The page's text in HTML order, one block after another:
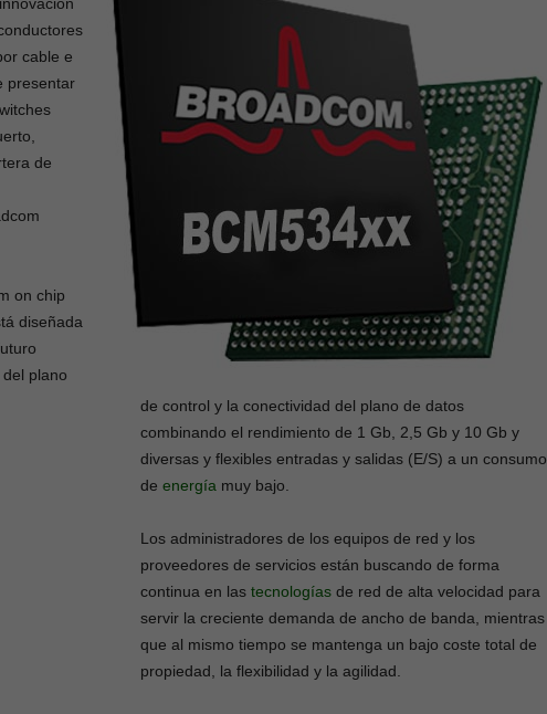
cable e
presentar
de
on chip
diseñada
plano
de control y la conectividad del plano de datos
combinando el rendimiento de 1 Gb, 2,5 Gb y 10 Gb y
diversas y flexibles entradas y salidas (E/S) a un consumo
de energía muy bajo.
Los administradores de los equipos de red y los
proveedores de servicios están buscando de forma
continua en las tecnologías de red de alta velocidad para
servir la creciente demanda de ancho de banda, mientras
que al mismo tiempo se mantenga un bajo coste total de
propiedad, la flexibilidad y la agilidad.